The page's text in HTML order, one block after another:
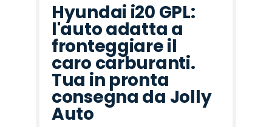
Hyundai i20 GPL:
l'auto adatta a
fronteggiare il
caro carburanti.
Tua in pronta
consegna da Jolly
Auto